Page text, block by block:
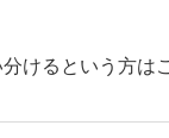
けるという方は